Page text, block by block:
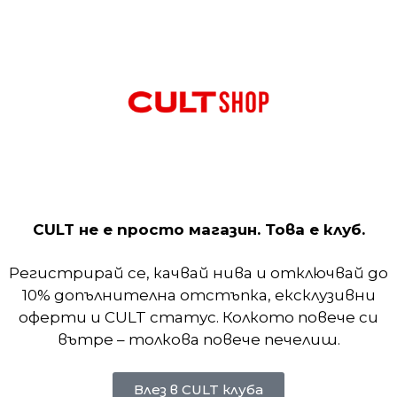
с водоотблъскваща материя, за да ви
екипировката ви, а ъгловите шевове
за управление на естествената топлина на
сухи и удобни във влажно време. Дишаща
дишане.
CULT не е просто магазин. Това е клуб.
Регистрирай се, качвай нива и отключвай до
10% допълнителна отстъпка, ексклузивни
оферти и CULT статус. Колкото повече си
вътре – толкова повече печелиш.
Влез в CULT клуба